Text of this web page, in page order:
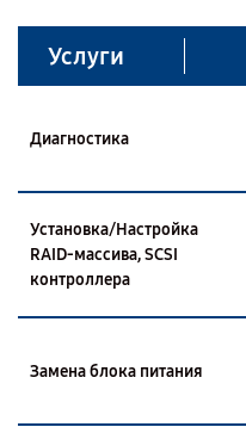
Услуги
Диагностика
Установка/Настройка
RAID-массива, SCSI
контроллера
Замена блока питания